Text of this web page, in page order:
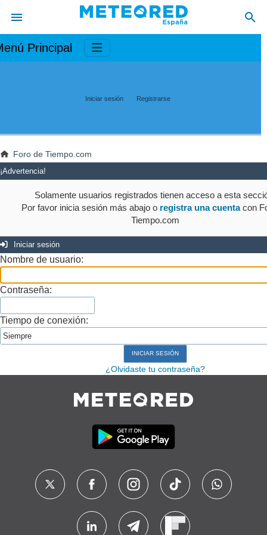
Principal
Iniciar sesión Registrarse
Foro de Tiempo.com
¡Advertencia!
Solamente usuarios registrados tienen acceso a esta
Por favor inicia sesión más abajo o registra una cuentacon
Tiempo.com
Iniciar sesión
Nombre de usuario:
Contraseña:
Tiempo de conexión:
¿Olvidaste tu contraseña?